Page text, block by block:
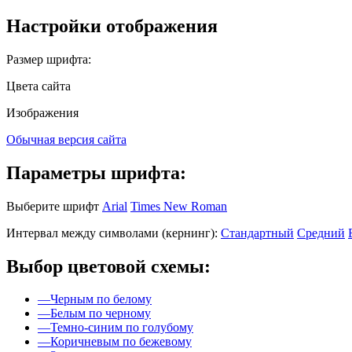
Настройки отображения
Размер шрифта:
Цвета сайта
Изображения
Обычная версия сайта
Параметры шрифта:
Выберите шрифт Arial Times New Roman
Интервал между символами (кернинг): Стандартный Средний
Выбор цветовой схемы:
—Черным по белому
—Белым по черному
—Темно-синим по голубому
—Коричневым по бежевому